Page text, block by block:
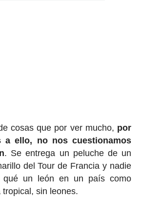
cosas que por ver mucho, por
a ello, no nos cuestionamos
. Se entrega un peluche de un
del Tour de Francia y nadie
qué un león en un país como
sin leones.